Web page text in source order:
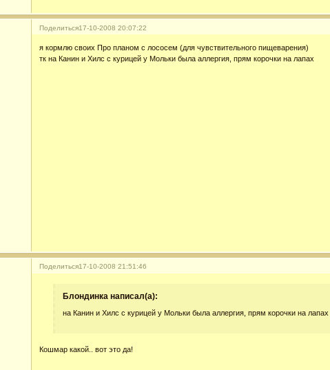
Поделиться17-10-2008 20:07:22
я кормлю своих Про планом с лососем (для чувствительного пищеварения)
тк на Канин и Хилс с курицей у Мольки была аллергия, прям корочки на лапах
Поделиться17-10-2008 21:51:46
Блондинка написал(а):
на Канин и Хилс с курицей у Мольки была аллергия, прям корочки на лапах
Кошмар какой.. вот это да!